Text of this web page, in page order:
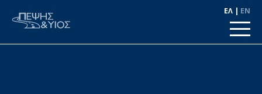
ΕΛ EN